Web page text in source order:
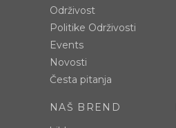
Održivost
Politike Održivosti
Events
Novosti
Česta pitanja
NAŠ BREND